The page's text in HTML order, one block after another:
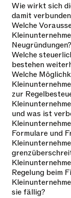
Wie wirkt sich
damit
Welche
Neugründungen?
Welche
bestehen
Welche
zur
und was ist
Formulare und
Regelung beim
sie fällig?